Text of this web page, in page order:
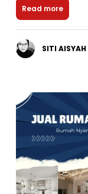
Read more
SITI